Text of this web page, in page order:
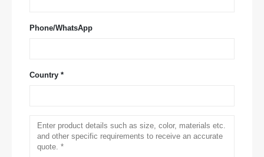
Phone/WhatsApp
Country *
Contate-nos